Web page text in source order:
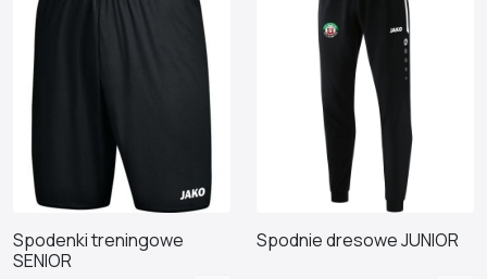
Spodenki treningowe
SENIOR
Spodnie dresowe JUNIOR